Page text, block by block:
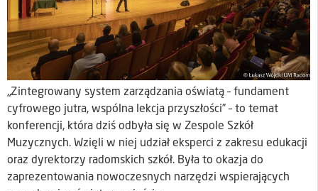
„Zintegrowany system zarządzania oświatą – fundament
cyfrowego jutra, wspólna lekcja przyszłości” – to temat
konferencji, która dziś odbyła się w Zespole Szkół
Muzycznych. Wzięli w niej udział eksperci z zakresu edukacji
oraz dyrektorzy radomskich szkół. Była to okazja do
zaprezentowania nowoczesnych narzędzi wspierających